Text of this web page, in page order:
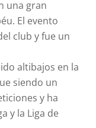
una gran
El evento
club y fue un
altibajos en la
siendo un
y ha
y la Liga de